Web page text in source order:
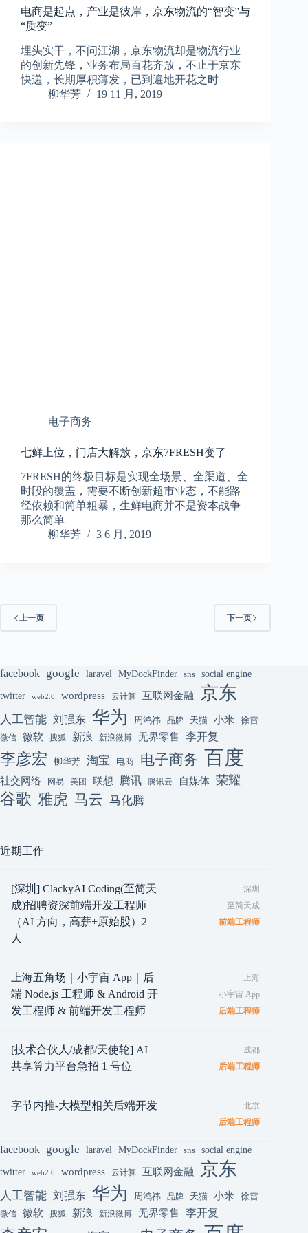
电商是起点，产业是彼岸，京东物流的“智变”与
“质变”
埋头实干，不问江湖，京东物流却是物流行业
的创新先锋，业务布局百花齐放，不止于京东
快递，长期厚积薄发，已到遍地开花之时
柳华芳
19 11 月, 2019
电子商务
七鲜上位，门店大解放，京东7FRESH变了
7FRESH的终极目标是实现全场景、全渠道、全
时段的覆盖，需要不断创新超市业态，不能路
径依赖和简单粗暴，生鲜电商并不是资本战争
那么简单
柳华芳
3 6 月, 2019
上一页 下一页
facebook google laravel MyDockFinder sns social engine
twitter web2.0 wordpress 云计算 互联网金融 京东
人工智能 刘强东 华为 周鸿祎 品牌 天猫 小米 徐雷
微信 微软 搜狐 新浪 新浪微博 无界零售 李开复
李彦宏 柳华芳 淘宝 电商 电子商务 百度
社交网络 网易 美团 联想 腾讯 腾讯云 自媒体 荣耀
谷歌 雅虎 马云 马化腾
近期工作
[深圳] ClackyAI Coding(至简天
成)招聘资深前端开发工程师
（AI 方向，高薪+原始股）2
人
深圳
至简天成
前端工程师
上海五角场｜小宇宙 App｜后
端 Node.js 工程师 & Android 开
发工程师 & 前端开发工程师
上海
小宇宙 App
后端工程师
[技术合伙人/成都/天使轮] AI
共享算力平台急招 1 号位
成都
后端工程师
字节内推-大模型相关后端开发
北京
后端工程师
facebook google laravel MyDockFinder sns social engine
twitter web2.0 wordpress 云计算 互联网金融 京东
人工智能 刘强东 华为 周鸿祎 品牌 天猫 小米 徐雷
微信 微软 搜狐 新浪 新浪微博 无界零售 李开复